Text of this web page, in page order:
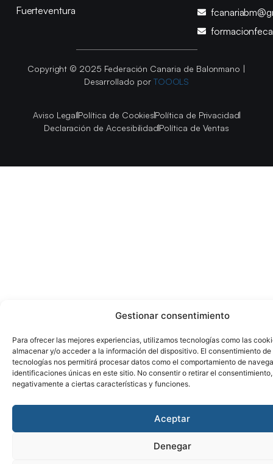
Gestionar consentimiento
Para ofrecer las mejores experiencias, utilizamos tecnologías como las
almacenar y/o acceder a la información del dispositivo. El consentimiento de
tecnologías nos permitirá procesar datos como el comportamiento de
identificaciones únicas en este sitio. No consentir o retirar el
negativamente a ciertas características y funciones.
Aceptar
Denegar
Fuerteventura
Copyright © 2025 Federación Canaria de Balonmano |
Desarrollado por TOOOLS
Aviso LegalPolítica de CookiesPolítica de Privacidad
Declaración de AccesibilidadPolítica de Ventas